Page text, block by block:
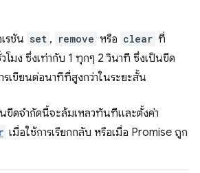
รชัน set , remove หรือ clear ที่
โมง ซึ่งเท่ากับ 1 ทุกๆ 2 วินาที ซึ่งเป็นขีด
รเขียนต่อนาทีที่สูงกว่าในระยะสั้น
ขีดจำกัดนี้จะล้มเหลวทันทีและตั้งค่า
เมื่อใช้การเรียกกลับ หรือเมื่อ Promise ถูก